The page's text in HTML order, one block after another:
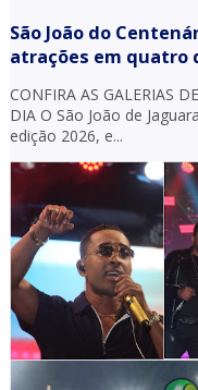
São João do
atrações em quatro
CONFIRA AS GALERIAS
DIA O São João de
edição 2026, e...